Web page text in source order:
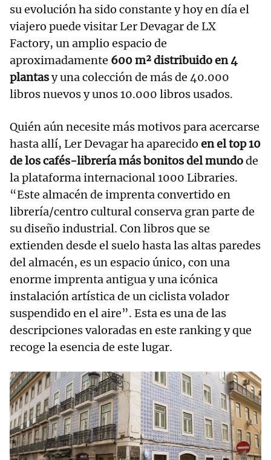
su evolución ha sido constante y hoy en día el
viajero puede visitar Ler Devagar de LX
Factory, un amplio espacio de
aproximadamente 600 m² distribuido en 4
plantasy una colección de más de 40.000
libros nuevos y unos 10.000 libros usados.
Quién aún necesite más motivos para acercarse
hasta allí, Ler Devagar ha aparecido en el top 10
de los cafés-librería más bonitos del mundode
la plataforma internacional 1000 Libraries.
“Este almacén de imprenta convertido en
librería/centro cultural conserva gran parte de
su diseño industrial. Con libros que se
extienden desde el suelo hasta las altas paredes
del almacén, es un espacio único, con una
enorme imprenta antigua y una icónica
instalación artística de un ciclista volador
suspendido en el aire”. Esta es una de las
descripciones valoradas en este ranking y que
recoge la esencia de este lugar.